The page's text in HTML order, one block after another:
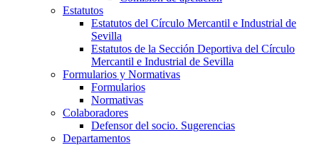
Estatutos
Estatutos del Círculo Mercantil e Industrial de
Sevilla
Estatutos de la Sección Deportiva del Círculo
Mercantil e Industrial de Sevilla
Formularios y Normativas
Formularios
Normativas
Colaboradores
Defensor del socio. Sugerencias
Departamentos